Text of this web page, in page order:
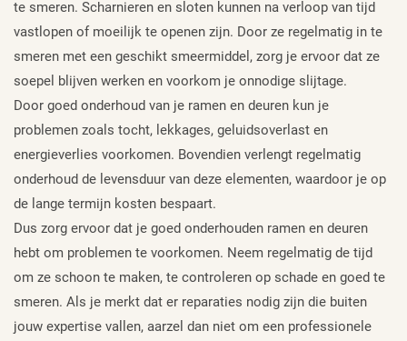
te smeren. Scharnieren en sloten kunnen na verloop van tijd
vastlopen of moeilijk te openen zijn. Door ze regelmatig in te
smeren met een geschikt smeermiddel, zorg je ervoor dat ze
soepel blijven werken en voorkom je onnodige slijtage.
Door goed onderhoud van je ramen en deuren kun je
problemen zoals tocht, lekkages, geluidsoverlast en
energieverlies voorkomen. Bovendien verlengt regelmatig
onderhoud de levensduur van deze elementen, waardoor je op
de lange termijn kosten bespaart.
Dus zorg ervoor dat je goed onderhouden ramen en deuren
hebt om problemen te voorkomen. Neem regelmatig de tijd
om ze schoon te maken, te controleren op schade en goed te
smeren. Als je merkt dat er reparaties nodig zijn die buiten
jouw expertise vallen, aarzel dan niet om een professionele